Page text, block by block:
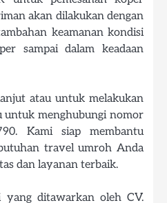
akan dilakukan dengan
keamanan kondisi
sampai dalam keadaan
atau untuk melakukan
untuk menghubungi nomor
Kami siap membantu
travel umroh Anda
dan layanan terbaik.
yang ditawarkan oleh CV.